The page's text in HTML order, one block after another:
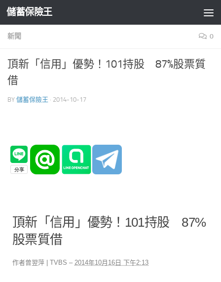
Skip to content
儲蓄保險王
新聞 0
頂新「信用」優勢！101持股 87%股票質
借
BY 儲蓄保險王 · 2014-10-17
頂新「信用」優勢！101持股 87%
股票質借
作者曾翌萍 TVBS – 2014年10月16日 下午2:13